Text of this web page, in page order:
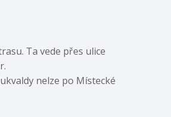
Ta vede přes ulice
nelze po Místecké